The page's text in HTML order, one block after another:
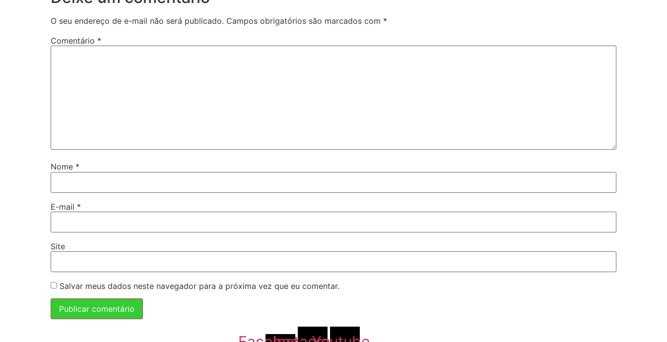
O seu endereço de e-mail não será publicado. Campos obrigatórios são marcados com *
Comentário *
Nome *
E-mail *
Site
Salvar meus dados neste navegador para a próxima vez que eu comentar.